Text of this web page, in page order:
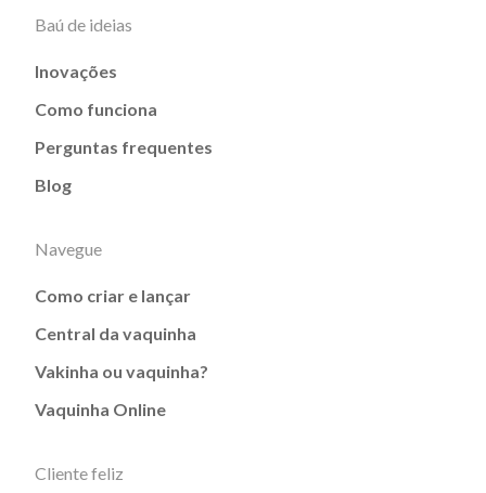
Baú de ideias
Inovações
Como funciona
Perguntas frequentes
Blog
Navegue
Como criar e lançar
Central da vaquinha
Vakinha ou vaquinha?
Vaquinha Online
Cliente feliz